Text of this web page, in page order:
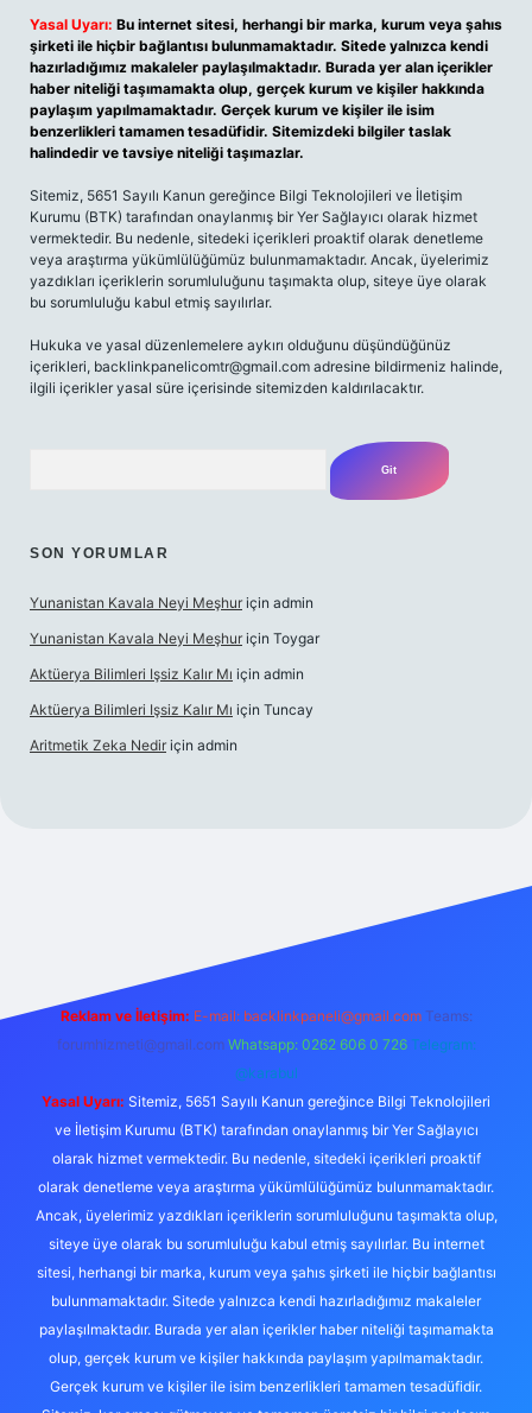
Yasal Uyarı: Bu internet sitesi, herhangi bir marka, kurum veya şahıs
şirketi ile hiçbir bağlantısı bulunmamaktadır. Sitede yalnızca kendi
hazırladığımız makaleler paylaşılmaktadır. Burada yer alan içerikler
haber niteliği taşımamakta olup, gerçek kurum ve kişiler hakkında
paylaşım yapılmamaktadır. Gerçek kurum ve kişiler ile isim
benzerlikleri tamamen tesadüfidir. Sitemizdeki bilgiler taslak
halindedir ve tavsiye niteliği taşımazlar.
Sitemiz, 5651 Sayılı Kanun gereğince Bilgi Teknolojileri ve İletişim
Kurumu (BTK) tarafından onaylanmış bir Yer Sağlayıcı olarak hizmet
vermektedir. Bu nedenle, sitedeki içerikleri proaktif olarak denetleme
veya araştırma yükümlülüğümüz bulunmamaktadır. Ancak, üyelerimiz
yazdıkları içeriklerin sorumluluğunu taşımakta olup, siteye üye olarak
bu sorumluluğu kabul etmiş sayılırlar.
Hukuka ve yasal düzenlemelere aykırı olduğunu düşündüğünüz
içerikleri, backlinkpanelicomtr@gmail.com adresine bildirmeniz halinde,
ilgili içerikler yasal süre içerisinde sitemizden kaldırılacaktır.
SON YORUMLAR
Yunanistan Kavala Neyi Meşhur için admin
Yunanistan Kavala Neyi Meşhur için Toygar
Aktüerya Bilimleri Işsiz Kalır Mı için admin
Aktüerya Bilimleri Işsiz Kalır Mı için Tuncay
Aritmetik Zeka Nedir için admin
Reklam ve İletişim: E-mail: backlinkpaneli@gmail.com Teams:
forumhizmeti@gmail.com Whatsapp: 0262 606 0 726 Telegram:
@karabul
Yasal Uyarı: Sitemiz, 5651 Sayılı Kanun gereğince Bilgi Teknolojileri
ve İletişim Kurumu (BTK) tarafından onaylanmış bir Yer Sağlayıcı
olarak hizmet vermektedir. Bu nedenle, sitedeki içerikleri proaktif
olarak denetleme veya araştırma yükümlülüğümüz bulunmamaktadır.
Ancak, üyelerimiz yazdıkları içeriklerin sorumluluğunu taşımakta olup,
siteye üye olarak bu sorumluluğu kabul etmiş sayılırlar. Bu internet
sitesi, herhangi bir marka, kurum veya şahıs şirketi ile hiçbir bağlantısı
bulunmamaktadır. Sitede yalnızca kendi hazırladığımız makaleler
paylaşılmaktadır. Burada yer alan içerikler haber niteliği taşımamakta
olup, gerçek kurum ve kişiler hakkında paylaşım yapılmamaktadır.
Gerçek kurum ve kişiler ile isim benzerlikleri tamamen tesadüfidir.